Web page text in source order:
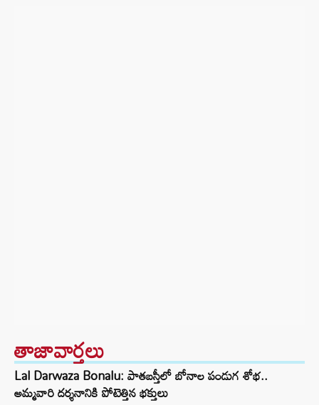
తాజావార్తలు
Lal Darwaza Bonalu: పాతబస్తీలో బోనాల పండుగ శోభ..
అమ్మవారి దర్శనానికి పోటెత్తిన భక్తులు